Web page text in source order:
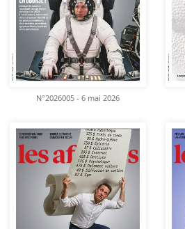
N°2026005 - 6 mai 2026